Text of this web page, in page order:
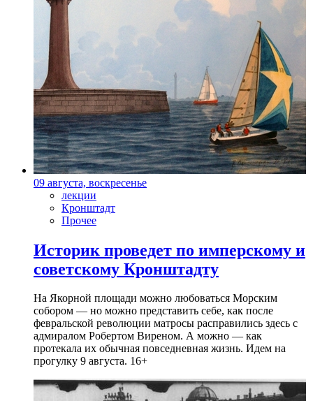
09 августа, воскресенье
лекции
Кронштадт
Прочее
Историк проведет по имперскому и
советскому Кронштадту
На Якорной площади можно любоваться Морским
собором — но можно представить себе, как после
февральской революции матросы расправились здесь с
адмиралом Робертом Виреном. А можно — как
протекала их обычная повседневная жизнь. Идем на
прогулку 9 августа. 16+